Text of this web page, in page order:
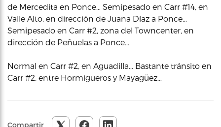
de Mercedita en Ponce… Semipesado en Carr #14, en
Valle Alto, en dirección de Juana Díaz a Ponce…
Semipesado en Carr #2, zona del Towncenter, en
dirección de Peñuelas a Ponce…
Normal en Carr #2, en Aguadilla… Bastante tránsito en
Carr #2, entre Hormigueros y Mayagüez…
Compartir